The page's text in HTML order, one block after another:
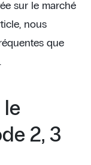
sur le marché
nous
que
le
2, 3